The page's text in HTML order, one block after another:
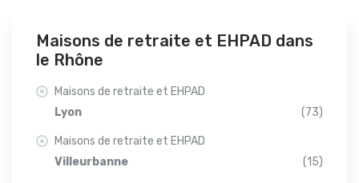
Maisons de retraite et EHPAD dans
le Rhône
Maisons de retraite et EHPAD
Lyon
(73)
Maisons de retraite et EHPAD
Villeurbanne
(15)